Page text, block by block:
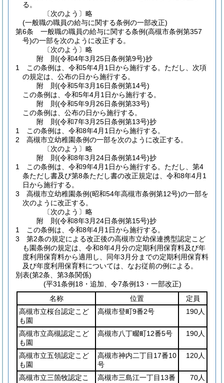
る。
〔次のよう〕略
(一般職の職員の給与に関する条例の一部改正)
第6条
一般職の職員の給与に関する条例(高槻市条例第357
号)の一部を次のように改正する。
〔次のよう〕略
附 則(令和4年3月25日条例第9号)抄
1
この条例は、令和5年4月1日から施行する。 ただし、次項
の規定は、公布の日から施行する。
附 則(令和5年3月16日条例第14号)
この条例は、令和5年4月1日から施行する。
附 則(令和5年9月26日条例第33号)
この条例は、公布の日から施行する。
附 則(令和7年3月25日条例第13号)抄
1
この条例は、令和8年4月1日から施行する。
2
高槻市立幼稚園条例の一部を次のように改正する。
〔次のよう〕略
附 則(令和8年3月24日条例第14号)抄
1
この条例は、令和9年4月1日から施行する。 ただし、第4
条ただし書及び第8条ただし書の改正規定は、令和8年4月1
日から施行する。
3
高槻市立幼稚園条例(昭和54年高槻市条例第12号)の一部を
次のように改正する。
〔次のよう〕略
附 則(令和8年3月24日条例第15号)抄
1
この条例は、令和8年4月1日から施行する。
3
第2条の規定による改正後の高槻市立幼保連携型認定こど
も園条例の規定は、令和8年4月分の定期利用保育料及び年
度利用保育料から適用し、同年3月分までの定期利用保育料
及び年度利用保育料については、なお従前の例による。
別表(第2条、第3条関係)
(平31条例18・追加、令7条例13・一部改正)
名称
位置
定員
高槻市立桜台認定こど
も園
高槻市登町9番2号 190人
高槻市立高槻認定こど
も園
高槻市八丁畷町12番5号 190人
高槻市立五領認定こど
も園
高槻市神内二丁目17番10
号
120人
高槻市立三箇牧認定こ
高槻市三島江一丁目13番
70人